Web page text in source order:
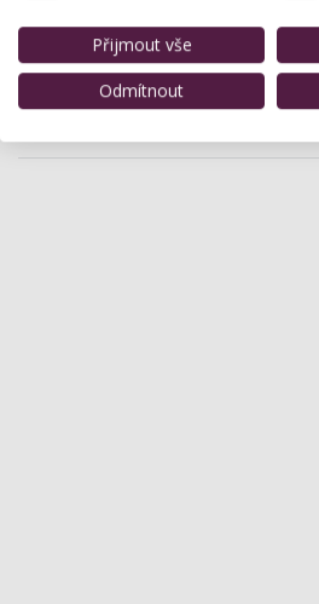
Janovská 370, Praha
Malé, útulné kadeřnictví
vlasy jsou pro nás
Přijmout vše
Odmítnout